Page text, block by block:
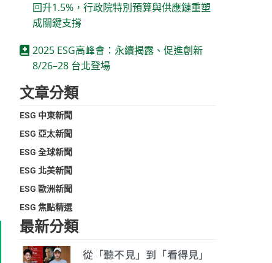
回升1.5%，行政院特別預算與供應鏈重塑
成關鍵支撐
2025 ESG高峰會：永續揭露、促進創新
8/26–28 台北登場
文章分類
ESG 中東新聞
ESG 亞太新聞
ESG 全球新聞
ESG 北美新聞
ESG 歐洲新聞
ESG 焦點精選
最新分類
從「聽不見」到「看得見」